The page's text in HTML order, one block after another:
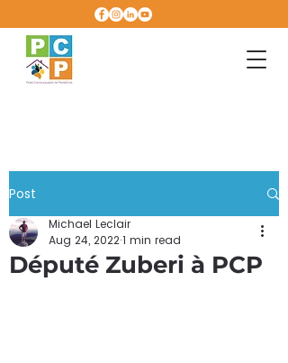
Post
Député Zuberi à PCP
Michael Leclair
Aug 24, 20221 min read